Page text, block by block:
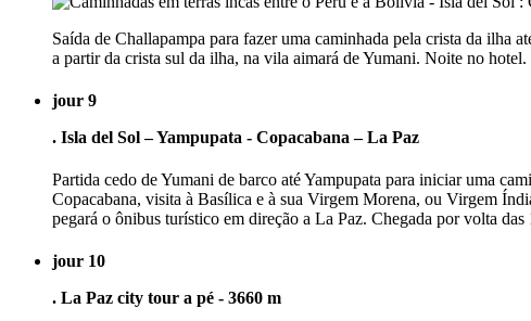
Saída de Challapampa para fazer uma caminhada pela crista da ilha
a partir da crista sul da ilha, na vila aimará de Yumani. Noite no hotel.
jour 9
. Isla del Sol – Yampupata - Copacabana – La Paz
Partida cedo de Yumani de barco até Yampupata para iniciar uma
Copacabana, visita à Basílica e à sua Virgem Morena, ou Virgem
pegará o ônibus turístico em direção a La Paz. Chegada por volta
jour 10
. La Paz city tour a pé - 3660 m